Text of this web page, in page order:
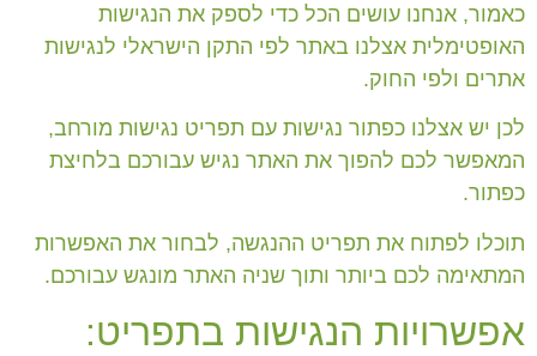
כאמור, אנחנו עושים הכל כדי לספק את הנגישות
האופטימלית אצלנו באתר לפי התקן הישראלי לנגישות
אתרים ולפי החוק.
לכן יש אצלנו כפתור נגישות עם תפריט נגישות מורחב,
המאפשר לכם להפוך את האתר נגיש עבורכם בלחיצת
כפתור.
תוכלו לפתוח את תפריט ההנגשה, לבחור את האפשרות
המתאימה לכם ביותר ותוך שניה האתר מונגש עבורכם.
אפשרויות הנגישות בתפריט: